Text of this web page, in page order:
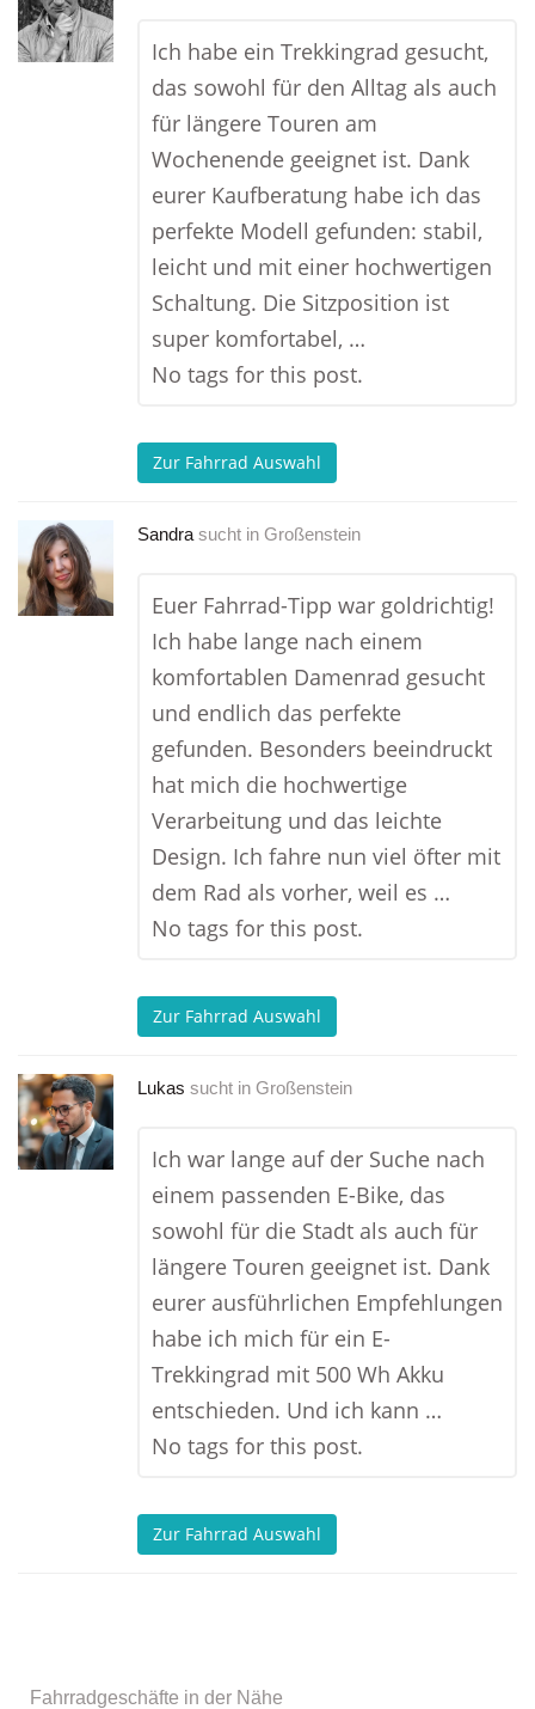
Ich habe ein Trekkingrad gesucht,
das sowohl für den Alltag als auch
für längere Touren am
Wochenende geeignet ist. Dank
eurer Kaufberatung habe ich das
perfekte Modell gefunden: stabil,
leicht und mit einer hochwertigen
Schaltung. Die Sitzposition ist
super komfortabel, …
No tags for this post.
Zur Fahrrad Auswahl
Sandra sucht in Großenstein
Euer Fahrrad-Tipp war goldrichtig!
Ich habe lange nach einem
komfortablen Damenrad gesucht
und endlich das perfekte
gefunden. Besonders beeindruckt
hat mich die hochwertige
Verarbeitung und das leichte
Design. Ich fahre nun viel öfter mit
dem Rad als vorher, weil es …
No tags for this post.
Zur Fahrrad Auswahl
Lukas sucht in Großenstein
Ich war lange auf der Suche nach
einem passenden E-Bike, das
sowohl für die Stadt als auch für
längere Touren geeignet ist. Dank
eurer ausführlichen Empfehlungen
habe ich mich für ein E-
Trekkingrad mit 500 Wh Akku
entschieden. Und ich kann …
No tags for this post.
Zur Fahrrad Auswahl
Fahrradgeschäfte in der Nähe